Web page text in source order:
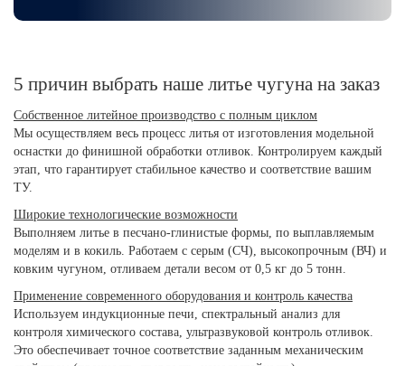
5 причин выбрать наше литье чугуна на заказ
Собственное литейное производство с полным циклом
Мы осуществляем весь процесс литья от изготовления модельной
оснастки до финишной обработки отливок. Контролируем каждый
этап, что гарантирует стабильное качество и соответствие вашим
ТУ.
Широкие технологические возможности
Выполняем литье в песчано-глинистые формы, по выплавляемым
моделям и в кокиль. Работаем с серым (СЧ), высокопрочным (ВЧ) и
ковким чугуном, отливаем детали весом от 0,5 кг до 5 тонн.
Применение современного оборудования и контроль качества
Используем индукционные печи, спектральный анализ для
контроля химического состава, ультразвуковой контроль отливок.
Это обеспечивает точное соответствие заданным механическим